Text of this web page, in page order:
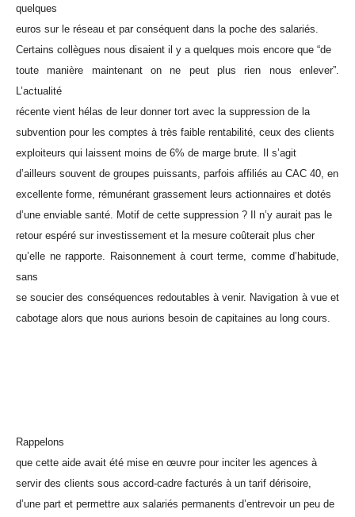
quelques
euros sur le réseau et par conséquent dans la poche des salariés.
Certains collègues nous disaient il y a quelques mois encore que “de
toute manière maintenant on ne peut plus rien nous enlever”.
L’actualité
récente vient hélas de leur donner tort avec la suppression de la
subvention pour les comptes à très faible rentabilité, ceux des clients
exploiteurs qui laissent moins de 6% de marge brute. Il s’agit
d’ailleurs souvent de groupes puissants, parfois affiliés au CAC 40, en
excellente forme, rémunérant grassement leurs actionnaires et dotés
d’une enviable santé. Motif de cette suppression ? Il n’y aurait pas le
retour espéré sur investissement et la mesure coûterait plus cher
qu’elle ne rapporte. Raisonnement à court terme, comme d’habitude,
sans
se soucier des conséquences redoutables à venir. Navigation à vue et
cabotage alors que nous aurions besoin de capitaines au long cours.
Rappelons
que cette aide avait été mise en œuvre pour inciter les agences à
servir des clients sous accord-cadre facturés à un tarif dérisoire,
d’une part et permettre aux salariés permanents d’entrevoir un peu de